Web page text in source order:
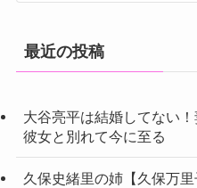
最近の投稿
大谷亮平は結婚してない
彼女と別れて今に至る
久保史緒里の姉【久保万